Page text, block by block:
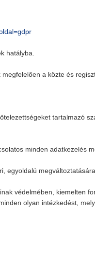
hatályba.
a közte és
tartalmazó
minden adatkezelés
egyoldalú
védelmében, kiemelten
olyan intézkedést,